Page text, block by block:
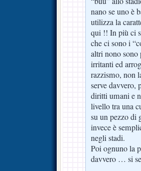
nano se uno è
utilizza la
qui !! In più ci
che ci sono i
altri nono
irritanti ed
razzismo, non
serve davvero,
diritti umani e
livello tra una
su un pezzo di
invece è
negli stadi.
Poi ognuno la
davvero … si